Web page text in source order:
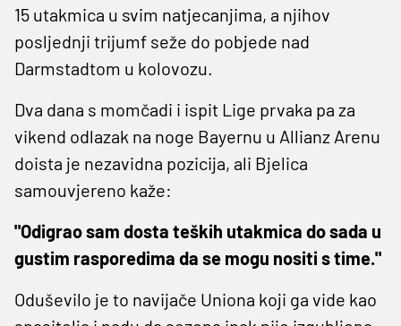
15 utakmica u svim natjecanjima, a njihov
posljednji trijumf seže do pobjede nad
Darmstadtom u kolovozu.
Dva dana s momčadi i ispit Lige prvaka pa za
vikend odlazak na noge Bayernu u Allianz Arenu
doista je nezavidna pozicija, ali Bjelica
samouvjereno kaže:
"Odigrao sam dosta teških utakmica do sada u
gustim rasporedima da se mogu nositi s time."
Oduševilo je to navijače Uniona koji ga vide kao